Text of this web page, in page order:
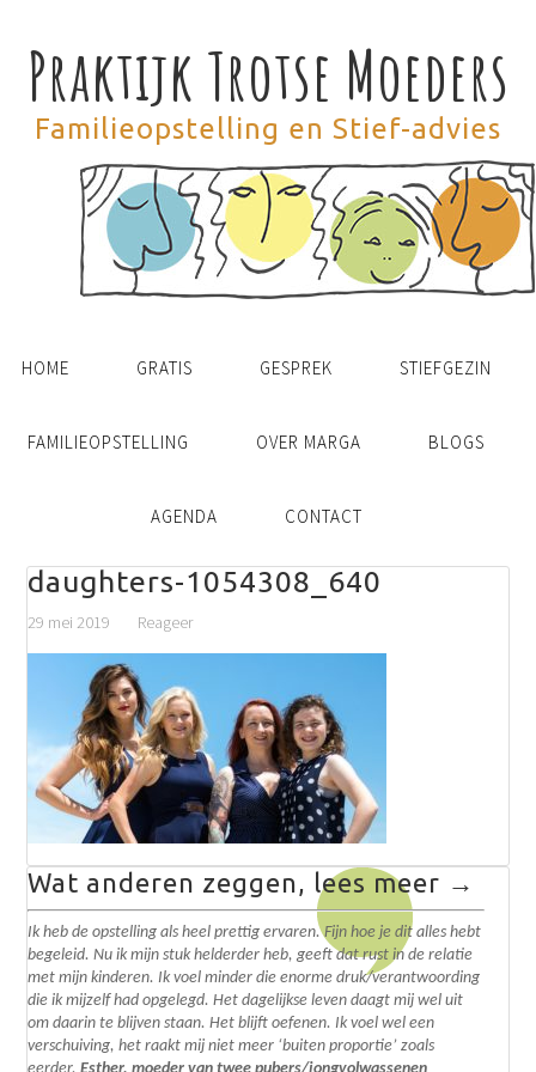
Praktijk Trotse Moeders
Familieopstelling en Stief-advies
HOME GRATIS GESPREK STIEFGEZIN
FAMILIEOPSTELLING OVER MARGA BLOGS
AGENDA CONTACT
daughters-1054308_640
29 mei 2019 Reageer
Wat anderen zeggen, lees meer →
Ik heb de opstelling als heel prettig ervaren. Fijn hoe je dit alles hebt
begeleid. Nu ik mijn stuk helderder heb, geeft dat rust in de relatie
met mijn kinderen. Ik voel minder die enorme druk/verantwoording
die ik mijzelf had opgelegd.Het dagelijkse leven daagt mij wel uit
om daarin te blijven staan. Het blijft oefenen. Ik voel wel een
verschuiving, het raakt mij niet meer ‘buiten proportie’ zoals